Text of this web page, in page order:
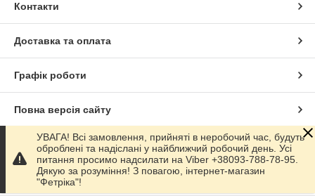
Контакти
Доставка та оплата
Графік роботи
Повна версія сайту
Сайт створено на маркетплейсіProm.ua
Політика конфіденційності
УВАГА! Всі замовлення, прийняті в неробочий час, будуть
оброблені та надіслані у найближчий робочий день. Усі
питання просимо надсилати на Viber +38093-788-78-95.
Дякую за розуміння! З повагою, інтернет-магазин
"Фетріка"!